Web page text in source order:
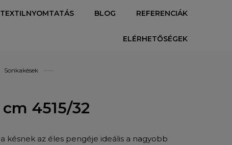
BLOG REFERENCIÁK
ELÉRHETŐSÉGEK
Sonkakések
4515/32
késnek az éles pengéje ideális a nagyobb